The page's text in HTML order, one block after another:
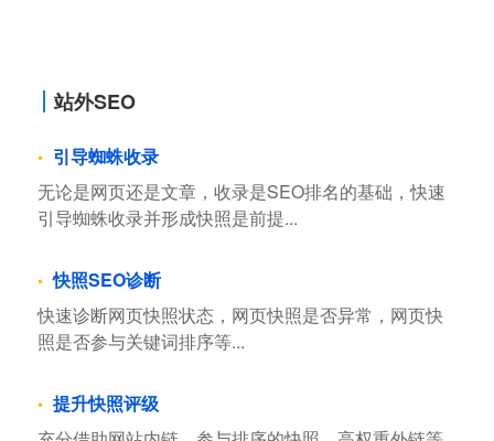
站外SEO
引导蜘蛛收录
无论是网页还是文章，收录是SEO排名的基础，快速
引导蜘蛛收录并形成快照是前提...
快照SEO诊断
快速诊断网页快照状态，网页快照是否异常，网页快
照是否参与关键词排序等...
提升快照评级